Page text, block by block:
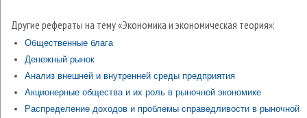
Другие рефераты на тему «Экономика и экономическая теория»:
Общественные блага
Денежный рынок
Анализ внешней и внутренней среды предприятия
Акционерные общества и их роль в рыночной экономике
Распределение доходов и проблемы справедливости в рыночной